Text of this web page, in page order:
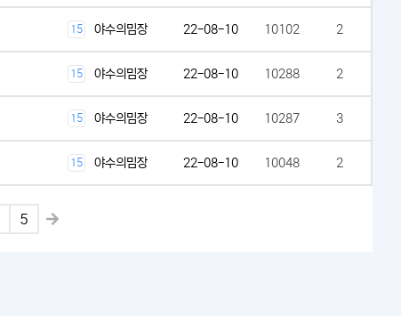
15 야수의밈장 22-08-10 10102 2
15 야수의밈장 22-08-10 10288 2
15 야수의밈장 22-08-10 10287 3
15 야수의밈장 22-08-10 10048 2
5